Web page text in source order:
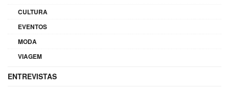
CULTURA
EVENTOS
MODA
VIAGEM
ENTREVISTAS